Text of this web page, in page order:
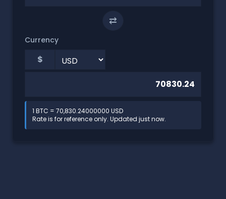
⇄
Currency
$
1 BTC = 70,830.24000000 USD
Rate is for reference only. Updated just now.